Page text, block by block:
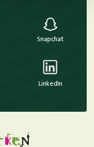
Snapchat
LinkedIn